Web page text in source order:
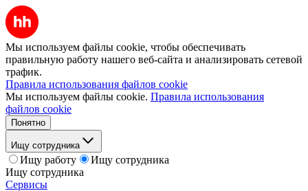
Мы используем файлы cookie, чтобы обеспечивать
правильную работу нашего веб-сайта и анализировать сетевой
трафик.
Правила использования файлов cookie
Мы используем файлы cookie. Правила использования
файлов cookie
Понятно
Ищу сотрудника
Ищу работу
Ищу сотрудника
Ищу сотрудника
Сервисы